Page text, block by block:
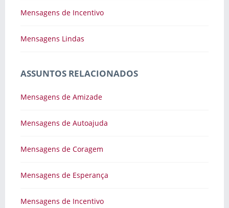
Mensagens de Incentivo
Mensagens Lindas
ASSUNTOS RELACIONADOS
Mensagens de Amizade
Mensagens de Autoajuda
Mensagens de Coragem
Mensagens de Esperança
Mensagens de Incentivo